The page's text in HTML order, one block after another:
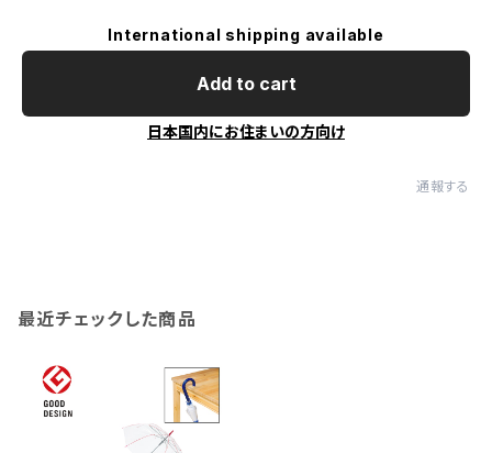
International shipping available
Add to cart
日本国内にお住まいの方向け
通報する
最近チェックした商品